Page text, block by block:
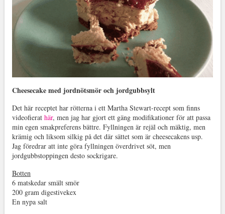
Cheesecake med jordnötsmör och jordgubbsylt
Det här receptet har rötterna i ett Martha Stewart-recept som finns
videofierat här, men jag har gjort ett gäng modifikationer för att passa
min egen smakpreferens bättre. Fyllningen är rejäl och mäktig, men
krämig och liksom silkig på det där sättet som är cheesecakens usp.
Jag föredrar att inte göra fyllningen överdrivet söt, men
jordgubbstoppingen desto sockrigare.
Botten
6 matskedar smält smör
200 gram digestivekex
En nypa salt